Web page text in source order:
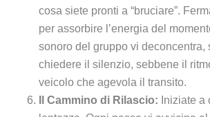
cosa siete pronti a “bruciare”.
per assorbire l’energia del
sonoro del gruppo vi deconcentra,
chiedere il silenzio, sebbene il
veicolo che agevola il transito.
Il Cammino di Rilascio: Iniziate a